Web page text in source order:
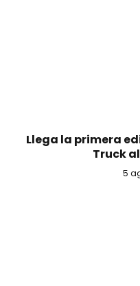
Llega la primera
Truck
5